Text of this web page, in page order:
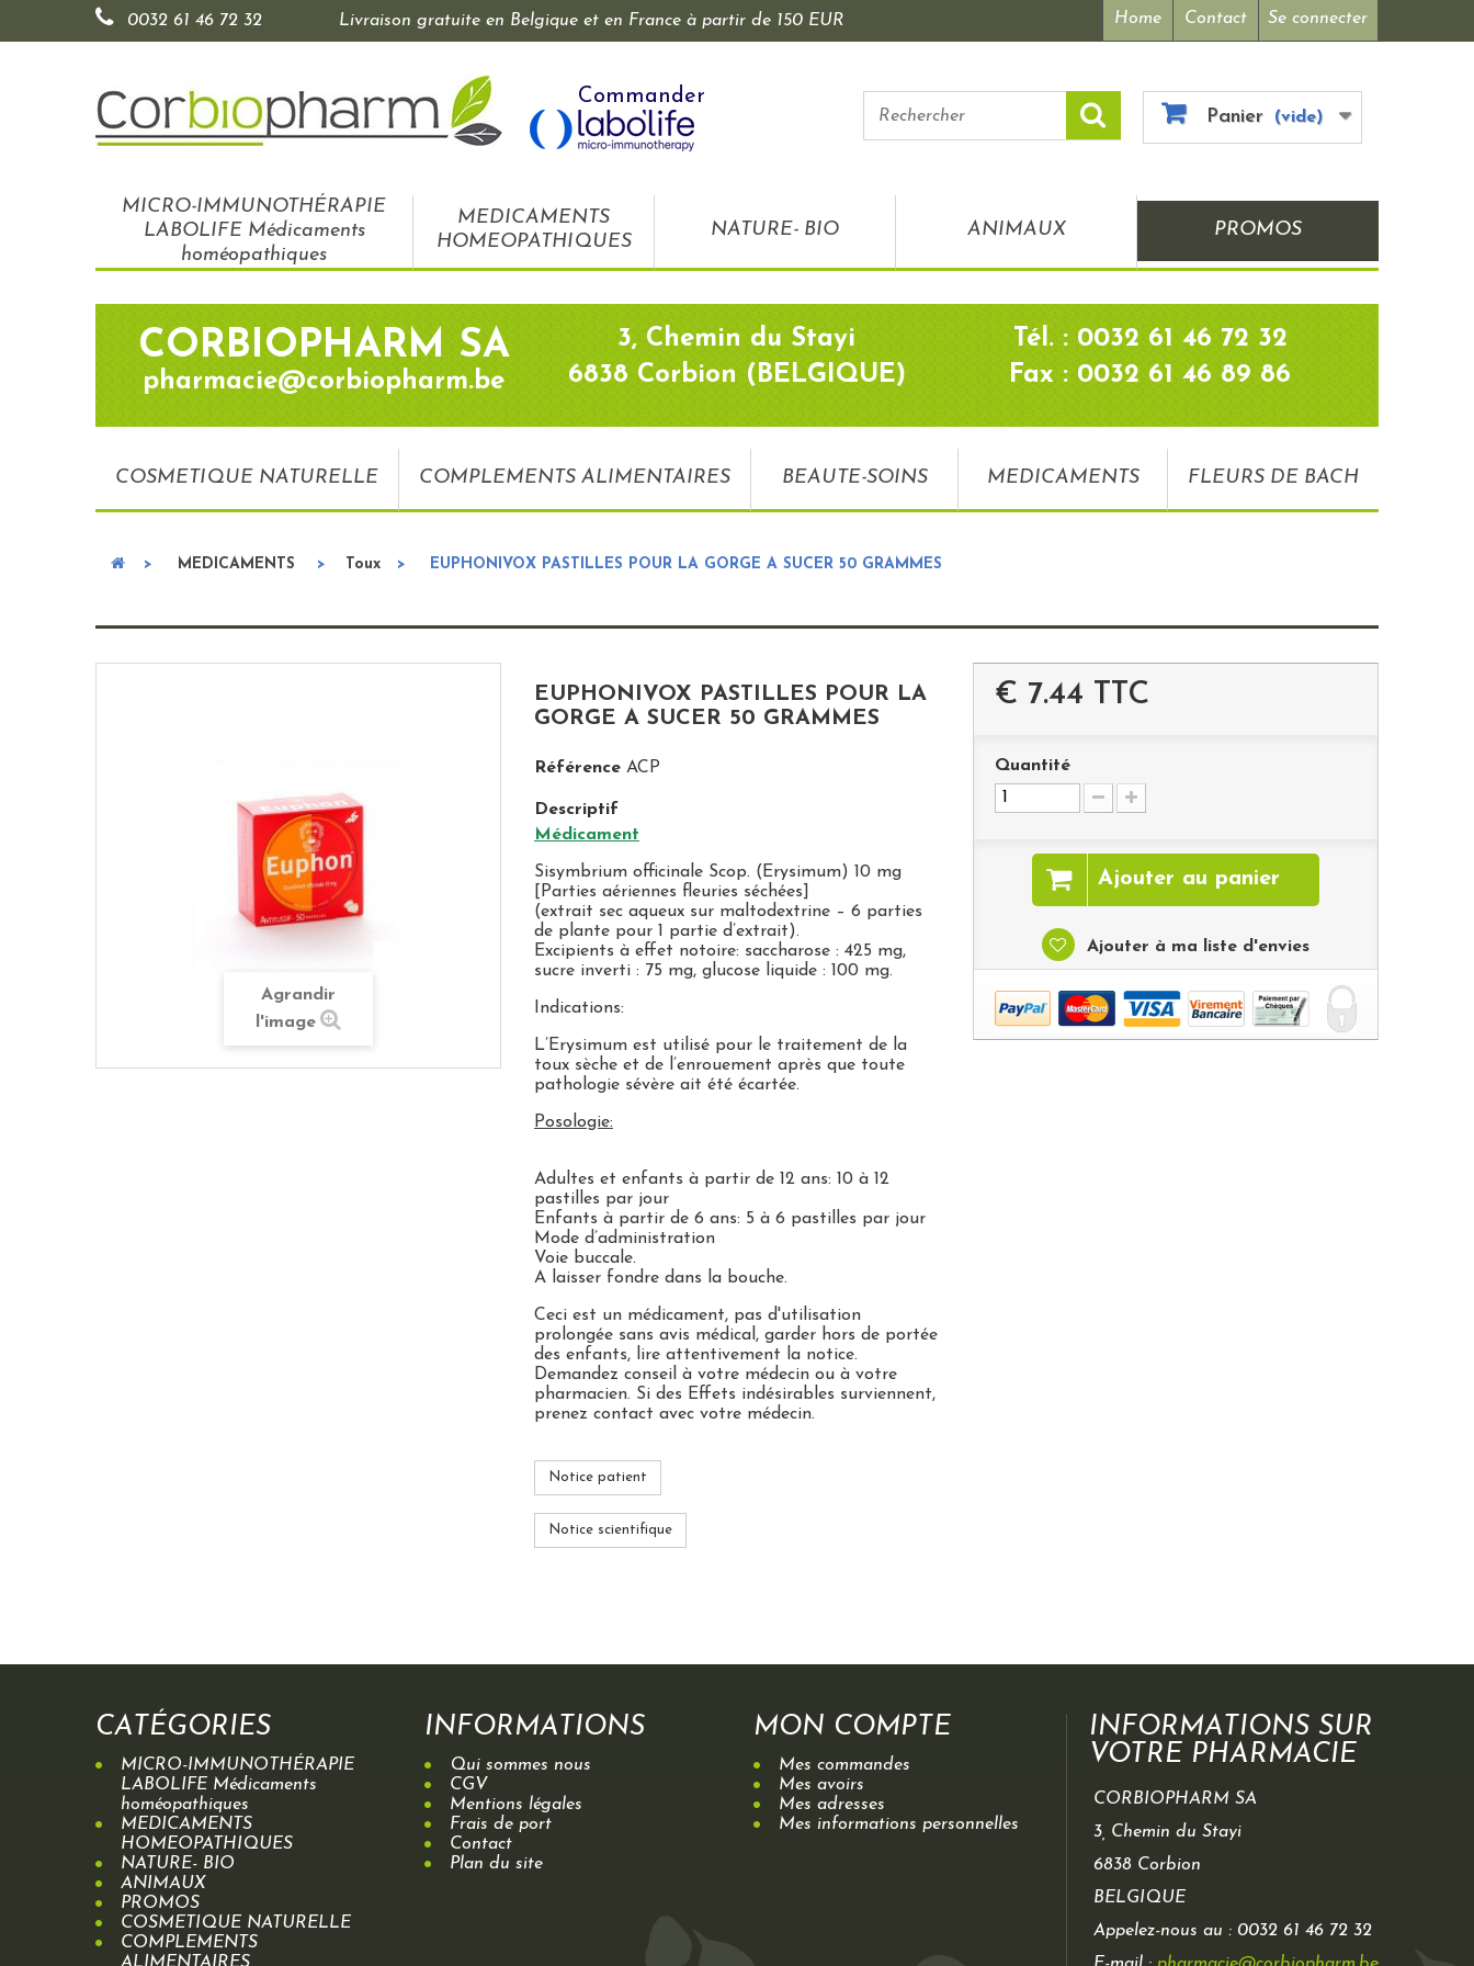
Se connecter
Home Contact
0032 61 46 72 32 Livraison gratuite en Belgique et en France à partir de 150 EUR
Commander
Panier (vide)
MICRO-IMMUNOTHÉRAPIE
LABOLIFE Médicaments
homéopathiques
MEDICAMENTS
HOMEOPATHIQUES
NATURE- BIO ANIMAUX PROMOS
CORBIOPHARM SA
pharmacie@corbiopharm.be
3, Chemin du Stayi
6838 Corbion (BELGIQUE)
Tél. : 0032 61 46 72 32
Fax : 0032 61 46 89 86
COSMETIQUE NATURELLE COMPLEMENTS ALIMENTAIRES BEAUTE-SOINS MEDICAMENTS FLEURS DE BACH
> MEDICAMENTS > Toux > EUPHONIVOX PASTILLES POUR LA GORGE A SUCER 50 GRAMMES
Agrandir
l'image
EUPHONIVOX PASTILLES POUR LA
GORGE A SUCER 50 GRAMMES
Référence ACP
Descriptif
Médicament
Sisymbrium officinale Scop. (Erysimum) 10 mg
[Parties aériennes fleuries séchées]
(extrait sec aqueux sur maltodextrine – 6 parties
de plante pour 1 partie d’extrait).
Excipients à effet notoire: saccharose : 425 mg,
sucre inverti : 75 mg, glucose liquide : 100 mg.
Indications:
L’Erysimum est utilisé pour le traitement de la
toux sèche et de l’enrouement après que toute
pathologie sévère ait été écartée.
Posologie:
Adultes et enfants à partir de 12 ans: 10 à 12
pastilles par jour
Enfants à partir de 6 ans: 5 à 6 pastilles par jour
Mode d’administration
Voie buccale.
A laisser fondre dans la bouche.
Ceci est un médicament, pas d'utilisation
prolongée sans avis médical, garder hors de portée
des enfants, lire attentivement la notice.
Demandez conseil à votre médecin ou à votre
pharmacien. Si des Effets indésirables surviennent,
prenez contact avec votre médecin.
Notice patient
Notice scientifique
€ 7.44 TTC
Quantité
Ajouter au panier
Ajouter à ma liste d'envies
CATÉGORIES
MICRO-IMMUNOTHÉRAPIE
LABOLIFE Médicaments
homéopathiques
MEDICAMENTS
HOMEOPATHIQUES
NATURE- BIO
ANIMAUX
PROMOS
COSMETIQUE NATURELLE
COMPLEMENTS
INFORMATIONS
Qui sommes nous
CGV
Mentions légales
Frais de port
Contact
Plan du site
MON COMPTE
Mes commandes
Mes avoirs
Mes adresses
Mes informations personnelles
INFORMATIONS SUR
VOTRE PHARMACIE
CORBIOPHARM SA
3, Chemin du Stayi
6838 Corbion
BELGIQUE
Appelez-nous au : 0032 61 46 72 32